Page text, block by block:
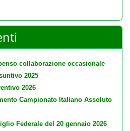
collaborazione occasionale
2025
2026
Campionato Italiano Assoluto
Federale del 20 gennaio 2026